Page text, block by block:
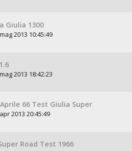
Giulia 1300
2013 10:45:49
2013 18:42:23
66 Test Giulia Super
2013 20:45:49
Road Test 1966